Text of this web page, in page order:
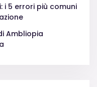
5 errori più comuni
Ambliopia